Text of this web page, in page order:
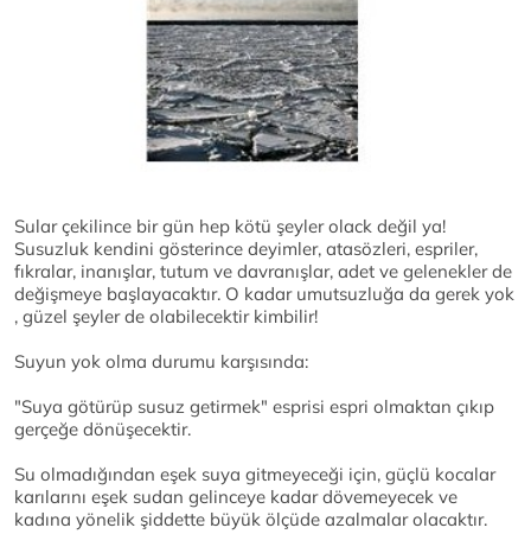
Sular çekilince bir gün hep kötü şeyler olack değil ya!
Susuzluk kendini gösterince deyimler, atasözleri, espriler,
fıkralar, inanışlar, tutum ve davranışlar, adet ve gelenekler de
değişmeye başlayacaktır. O kadar umutsuzluğa da gerek yok
, güzel şeyler de olabilecektir kimbilir!
Suyun yok olma durumu karşısında:
"Suya götürüp susuz getirmek" esprisi espri olmaktan çıkıp
gerçeğe dönüşecektir.
Su olmadığından eşek suya gitmeyeceği için, güçlü kocalar
karılarını eşek sudan gelinceye kadar dövemeyecek ve
kadına yönelik şiddette büyük ölçüde azalmalar olacaktır.